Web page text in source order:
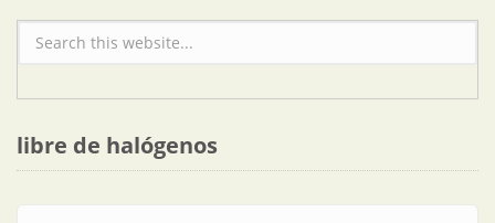
Formulario de búsqueda
libre de halógenos